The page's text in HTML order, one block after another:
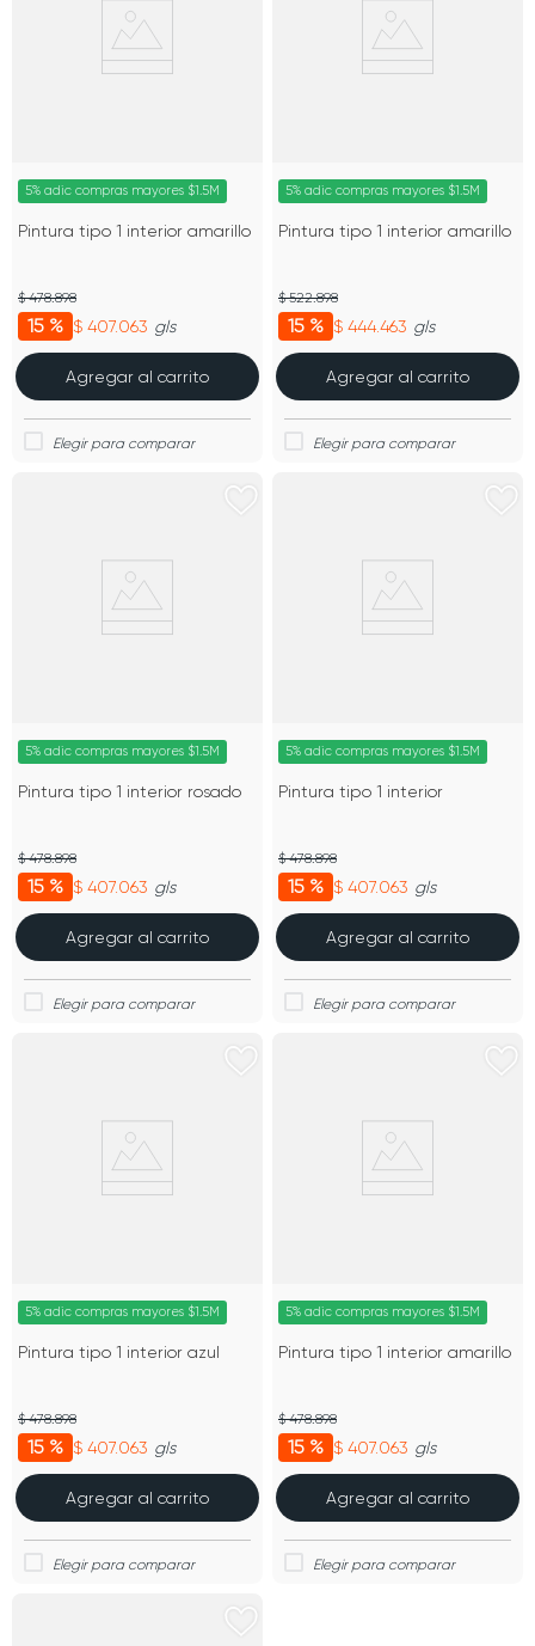
5% adic compras mayores $1.5M
Pintura tipo 1 interior amarillo
15 % $ 407.063
$ 478.898
gls
Agregar al carrito
5% adic compras mayores $1.5M
Pintura tipo 1 interior amarillo
15 % $ 444.463
$ 522.898
gls
Agregar al carrito
5% adic compras mayores $1.5M
Pintura tipo 1 interior rosado
15 % $ 407.063
$ 478.898
gls
Agregar al carrito
5% adic compras mayores $1.5M
Pintura tipo 1 interior
15 % $ 407.063
$ 478.898
gls
Agregar al carrito
5% adic compras mayores $1.5M
Pintura tipo 1 interior azul
15 % $ 407.063
$ 478.898
gls
Agregar al carrito
5% adic compras mayores $1.5M
Pintura tipo 1 interior amarillo
15 % $ 407.063
$ 478.898
gls
Agregar al carrito